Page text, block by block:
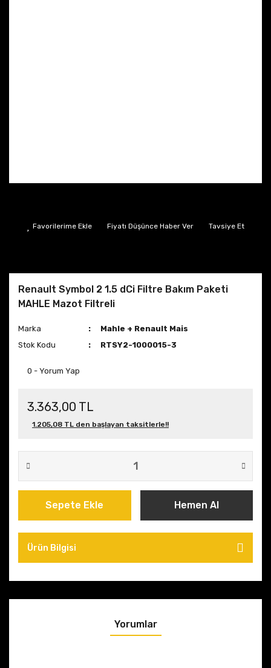
Fiyatı Düşünce Haber Ver Tavsiye Et
Renault Symbol 2 1.5 dCi Filtre Bakım Paketi
MAHLE Mazot Filtreli
Marka
Mahle + Renault Mais
Stok Kodu
RTSY2-1000015-3
0 - Yorum Yap
3.363,00 TL
1.205,08 TL den başlayan taksitlerle!!
Sepete Ekle Hemen Al
Ürün Bilgisi
Yorumlar